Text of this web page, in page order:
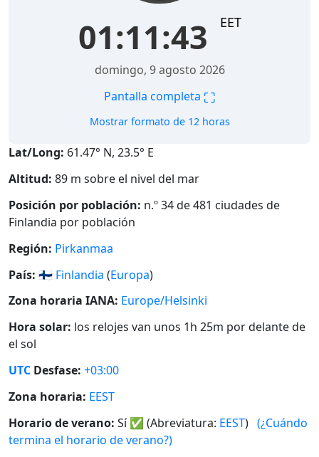
01:11:44 EET
domingo, 9 agosto 2026
Pantalla completa ⛶
Mostrar formato de 12 horas
Lat/Long: 61.47° N, 23.5° E
Altitud: 89 m sobre el nivel del mar
Posición por población: n.º 34 de 481 ciudades de
Finlandia por población
Región: Pirkanmaa
País: 🇫🇮 Finlandia (Europa)
Zona horaria IANA: Europe/Helsinki
Hora solar: los relojes van unos 1h 25m por delante de
el sol
UTC Desfase: +03:00
Zona horaria: EEST
Horario de verano: Sí✅ (Abreviatura: EEST) (¿Cuándo
termina el horario de verano?)